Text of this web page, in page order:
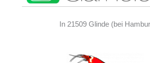
In 21509 Glinde (bei